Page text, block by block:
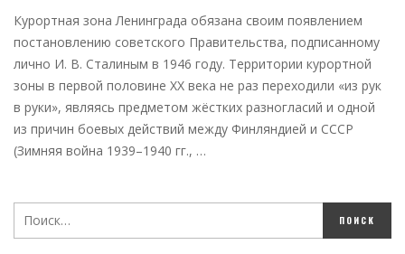
Курортная зона Ленинграда обязана своим появлением
постановлению советского Правительства, подписанному
лично И. В. Сталиным в 1946 году. Территории курортной
зоны в первой половине XX века не раз переходили «из рук
в руки», являясь предметом жёстких разногласий и одной
из причин боевых действий между Финляндией и СССР
(Зимняя война 1939–1940 гг., …